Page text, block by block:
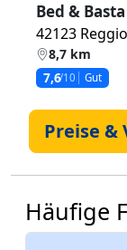
Bed &
42123
8,7 km
7,6/10 Gut
Preise
Häufige